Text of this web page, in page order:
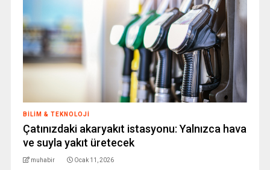
BILIM & TEKNOLOJI
Çatınızdaki akaryakıt istasyonu: Yalnızca hava
ve suyla yakıt üretecek
muhabir Ocak 11, 2026